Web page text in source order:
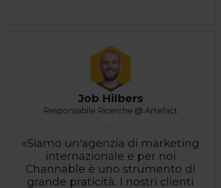
Job Hilbers
Responsabile Ricerche @ Artefact
Siamo un'agenzia di marketing
internazionale e per noi
Channable è uno strumento di
grande praticità. I nostri clienti